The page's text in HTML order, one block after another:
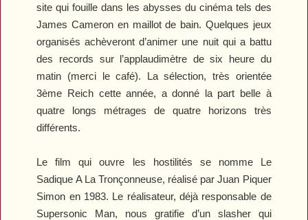
site qui fouille dans les abysses du cinéma tels des
James Cameron en maillot de bain. Quelques jeux
organisés achèveront d’animer une nuit qui a battu
des records sur l’applaudimètre de six heure du
matin (merci le café). La sélection, très orientée
3ème Reich cette année, a donné la part belle à
quatre longs métrages de quatre horizons très
différents.
Le film qui ouvre les hostilités se nomme Le
Sadique A La Tronçonneuse, réalisé par Juan Piquer
Simon en 1983. Le réalisateur, déjà responsable de
Supersonic Man, nous gratifie d’un slasher qui